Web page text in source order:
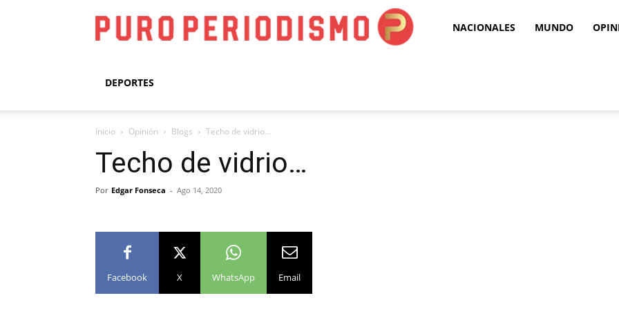
Puro NACIONALES MUNDO
DEPORTES
Inicio Opinión Blogs Techo de vidrio…
Techo de vidrio…
Por Edgar Fonseca - Ago 14, 2020
Facebook X WhatsApp Email